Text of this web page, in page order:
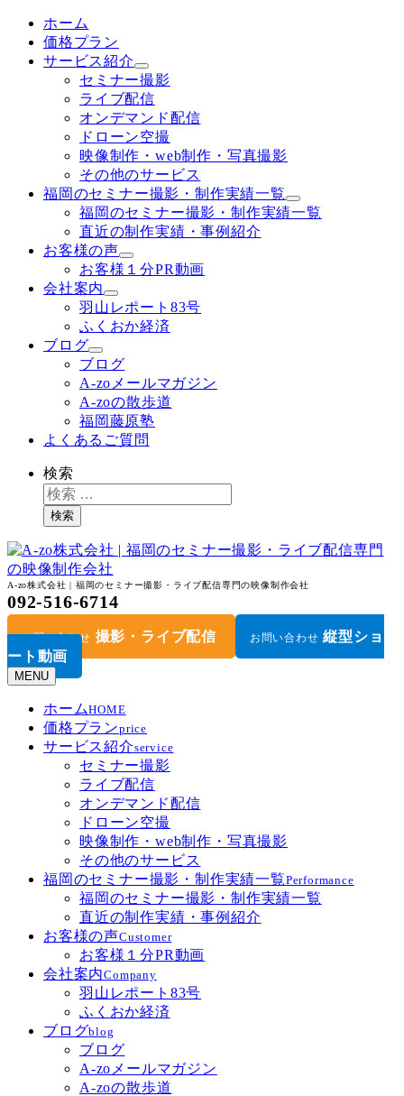
ホーム
価格プラン
サービス紹介
セミナー撮影
ライブ配信
オンデマンド配信
ドローン空撮
映像制作・web制作・写真撮影
その他のサービス
福岡のセミナー撮影・制作実績一覧
福岡のセミナー撮影・制作実績一覧
直近の制作実績・事例紹介
お客様の声
お客様１分PR動画
会社案内
羽山レポート83号
ふくおか経済
ブログ
ブログ
A-zoメールマガジン
A-zoの散歩道
福岡藤原塾
よくあるご質問
検索
検索
A-zo株式会社 | 福岡のセミナー撮影・ライブ配信専門の映像制作会社
092-516-6714
お問い合わせ 撮影・ライブ配信 お問い合わせ 縦型ショ
ート動画
MENU
ホームHOME
価格プランprice
サービス紹介service
セミナー撮影
ライブ配信
オンデマンド配信
ドローン空撮
映像制作・web制作・写真撮影
その他のサービス
福岡のセミナー撮影・制作実績一覧Performance
福岡のセミナー撮影・制作実績一覧
直近の制作実績・事例紹介
お客様の声Customer
お客様１分PR動画
会社案内Company
羽山レポート83号
ふくおか経済
ブログblog
ブログ
A-zoメールマガジン
A-zoの散歩道